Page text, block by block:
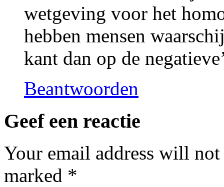
wetgeving voor het
hebben mensen
kant dan op de
Beantwoorden
Geef een reactie
Your email address will
marked *